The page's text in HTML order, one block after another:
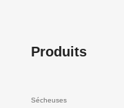
Produits
Sécheuses